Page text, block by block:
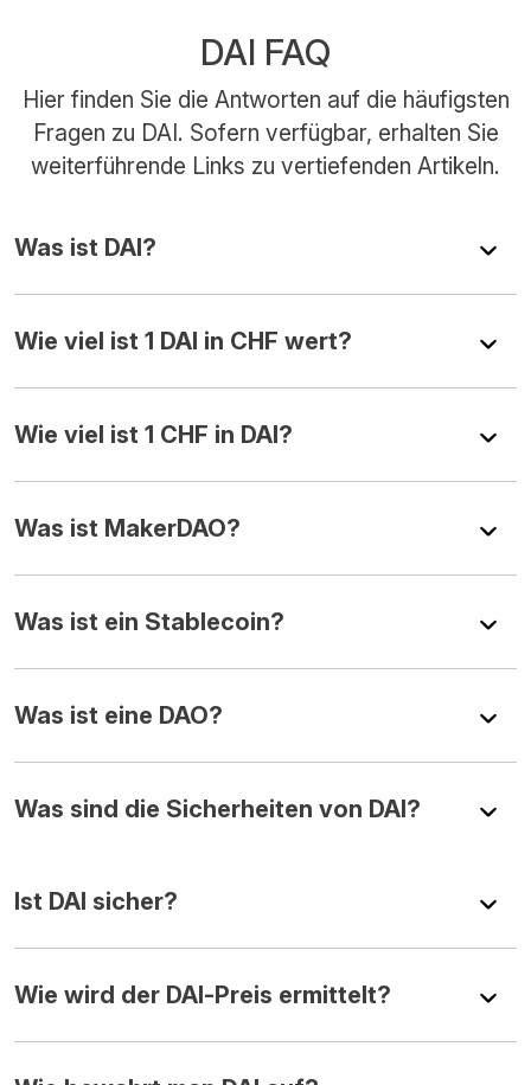
DAI FAQ
Hier finden Sie die Antworten auf die häufigsten
Fragen zu DAI. Sofern verfügbar, erhalten Sie
weiterführende Links zu vertiefenden Artikeln.
Was ist DAI?
Wie viel ist 1 DAI in CHF wert?
Wie viel ist 1 CHF in DAI?
Was ist MakerDAO?
Was ist ein Stablecoin?
Was ist eine DAO?
Was sind die Sicherheiten von DAI?
Ist DAI sicher?
Wie wird der DAI-Preis ermittelt?